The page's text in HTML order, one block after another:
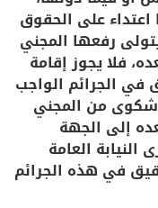
اعتداء على الحقوق
رفعها المجني
فلا يجوز إقامة
في الجرائم الواجب
شكوى من المجني
إلى الجهة
النيابة العامة
في هذه الجرائم